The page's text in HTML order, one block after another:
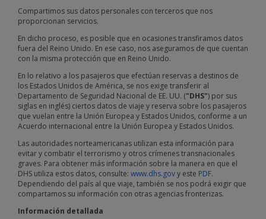
Compartimos sus datos personales con terceros que nos
proporcionan servicios.
En dicho proceso, es posible que en ocasiones transfiramos datos
fuera del Reino Unido. En ese caso, nos aseguramos de que cuentan
con la misma protección que en Reino Unido.
En lo relativo a los pasajeros que efectúan reservas a destinos de
los Estados Unidos de América, se nos exige transferir al
Departamento de Seguridad Nacional de EE. UU. ("DHS") por sus
siglas en inglés) ciertos datos de viaje y reserva sobre los pasajeros
que vuelan entre la Unión Europea y Estados Unidos, conforme a un
Acuerdo internacional entre la Unión Europea y Estados Unidos.
Las autoridades norteamericanas utilizan esta información para
evitar y combatir el terrorismo y otros crímenes transnacionales
graves. Para obtener más información sobre la manera en que el
DHS utiliza estos datos, consulte: www.dhs.govy este PDF.
Dependiendo del país al que viaje, también se nos podrá exigir que
compartamos su información con otras agencias fronterizas.
Información detallada